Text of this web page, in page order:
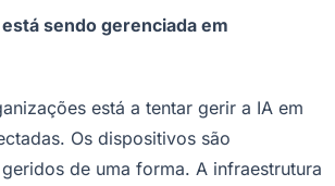
sendo gerenciada em
está a tentar gerir a IA em
Os dispositivos são
de uma forma. A infraestrutura